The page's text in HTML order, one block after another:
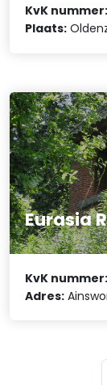
KvK nummer:
Plaats:
Eurasia
KvK nummer:
Adres: